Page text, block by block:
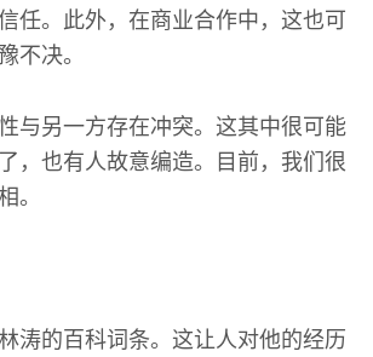
任。此外，在商业合作中，这也可
不决。
与另一方存在冲突。这其中很可能
，也有人故意编造。目前，我们很
。
涛的百科词条。这让人对他的经历